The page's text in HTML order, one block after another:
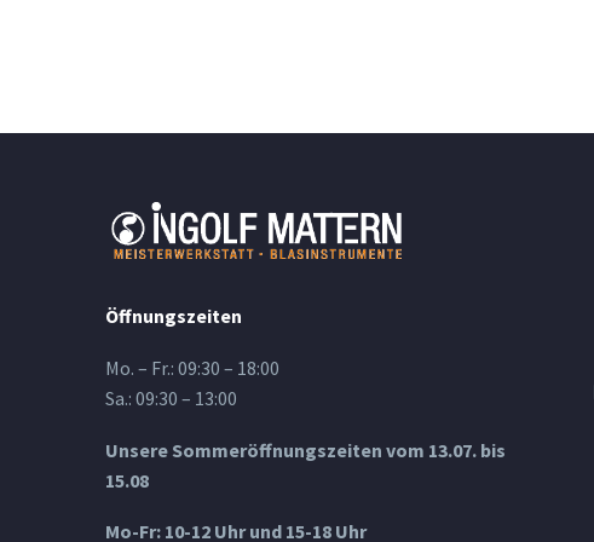
Öffnungszeiten
Mo. – Fr.: 09:30 – 18:00
Sa.: 09:30 – 13:00
Unsere Sommeröffnungszeiten vom 13.07. bis
15.08
Mo-Fr: 10-12 Uhr und 15-18 Uhr